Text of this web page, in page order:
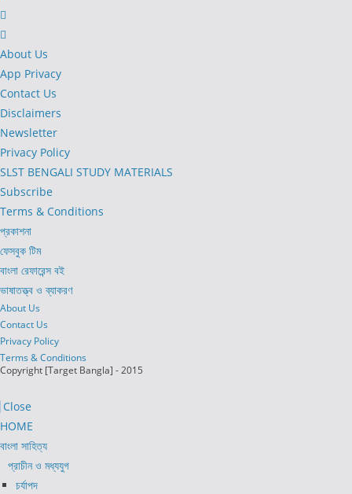
new
tab
a
new
tab
in
a
new
tab
About Us
App Privacy
Contact Us
Disclaimers
Newsletter
Privacy Policy
SLST BENGALI STUDY MATERIALS
Subscribe
Terms & Conditions
প্রকাশনা
ফেসবুক টিম
বাংলা রেফারেন্স বই
ভাষাতত্ত্ব ও ব্যাকরণ
About Us
Contact Us
Privacy Policy
Terms & Conditions
Copyright [Target Bangla] - 2015
Close
HOME
বাংলা সাহিত্য
প্রাচীন ও মধ্যযুগ
চর্যাপদ